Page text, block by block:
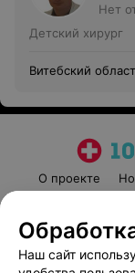
Нет
Детский хирург
Витебский
О проекте
Наш сайт